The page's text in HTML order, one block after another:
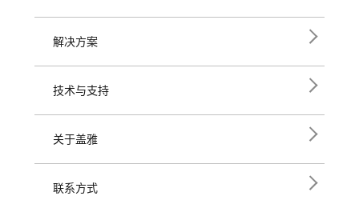
解决方案
技术与支持
关于盖雅
联系方式